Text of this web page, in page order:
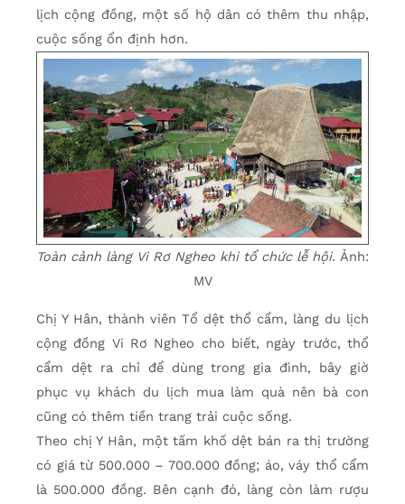
lịch cộng đồng, một số hộ dân có thêm thu nhập,
cuộc sống ổn định hơn.
Toàn cảnh làng Vi Rơ Ngheo khi tổ chức lễ hội. Ảnh:
MV
Chị Y Hân, thành viên Tổ dệt thổ cẩm, làng du lịch
cộng đồng Vi Rơ Ngheo cho biết, ngày trước, thổ
cẩm dệt ra chỉ để dùng trong gia đình, bây giờ
phục vụ khách du lịch mua làm quà nên bà con
cũng có thêm tiền trang trải cuộc sống.
Theo chị Y Hân, một tấm khố dệt bán ra thị trường
có giá từ 500.000 – 700.000 đồng; áo, váy thổ cẩm
là 500.000 đồng. Bên cạnh đó, làng còn làm rượu